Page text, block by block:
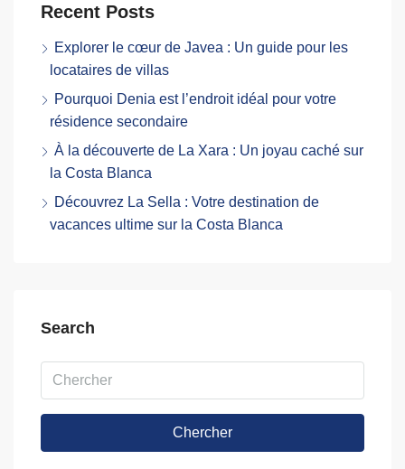
Recent Posts
Explorer le cœur de Javea : Un guide pour les
locataires de villas
Pourquoi Denia est l’endroit idéal pour votre
résidence secondaire
À la découverte de La Xara : Un joyau caché sur
la Costa Blanca
Découvrez La Sella : Votre destination de
vacances ultime sur la Costa Blanca
Search
Chercher